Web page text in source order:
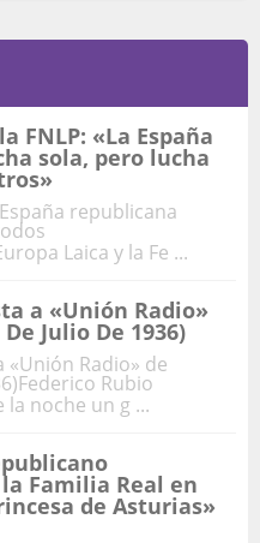
FNLP: «La España
sola, pero lucha
republicana
Laica y la Fe ...
a «Unión Radio»
Julio De 1936)
«Unión Radio» de
Rubio
noche un g ...
Familia Real en
de Asturias»